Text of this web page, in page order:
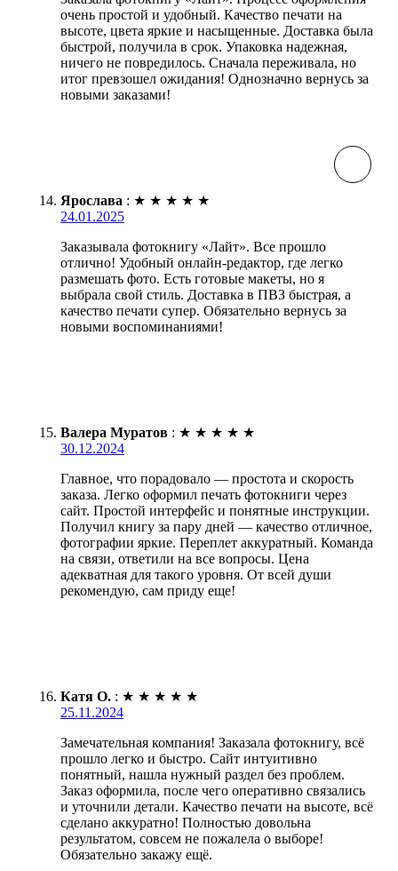
очень простой и удобный. Качество печати на
высоте, цвета яркие и насыщенные. Доставка была
быстрой, получила в срок. Упаковка надежная,
ничего не повредилось. Сначала переживала, но
итог превзошел ожидания! Однозначно вернусь за
новыми заказами!
Ярослава : ★ ★ ★ ★ ★
24.01.2025
Заказывала фотокнигу «Лайт». Все прошло
отлично! Удобный онлайн-редактор, где легко
размешать фото. Есть готовые макеты, но я
выбрала свой стиль. Доставка в ПВЗ быстрая, а
качество печати супер. Обязательно вернусь за
новыми воспоминаниями!
Валера Муратов : ★ ★ ★ ★ ★
30.12.2024
Главное, что порадовало — простота и скорость
заказа. Легко оформил печать фотокниги через
сайт. Простой интерфейс и понятные инструкции.
Получил книгу за пару дней — качество отличное,
фотографии яркие. Переплет аккуратный. Команда
на связи, ответили на все вопросы. Цена
адекватная для такого уровня. От всей души
рекомендую, сам приду еще!
Катя О. : ★ ★ ★ ★ ★
25.11.2024
Замечательная компания! Заказала фотокнигу, всё
прошло легко и быстро. Сайт интуитивно
понятный, нашла нужный раздел без проблем.
Заказ оформила, после чего оперативно связались
и уточнили детали. Качество печати на высоте, всё
сделано аккуратно! Полностью довольна
результатом, совсем не пожалела о выборе!
Обязательно закажу ещё.